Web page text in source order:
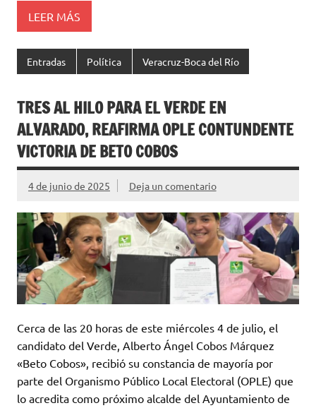
LEER MÁS
Entradas Política Veracruz-Boca del Río
TRES AL HILO PARA EL VERDE EN
ALVARADO, REAFIRMA OPLE CONTUNDENTE
VICTORIA DE BETO COBOS
4 de junio de 2025 Deja un comentario
Cerca de las 20 horas de este miércoles 4 de julio, el
candidato del Verde, Alberto Ángel Cobos Márquez
«Beto Cobos», recibió su constancia de mayoría por
parte del Organismo Público Local Electoral (OPLE) que
lo acredita como próximo alcalde del Ayuntamiento de